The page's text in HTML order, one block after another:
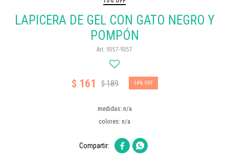
LAPICERA DE GEL CON GATO NEGRO Y
POMPÓN
9357-9357
$ 161 $189 14
medidas: n/a
colores: n/a
 